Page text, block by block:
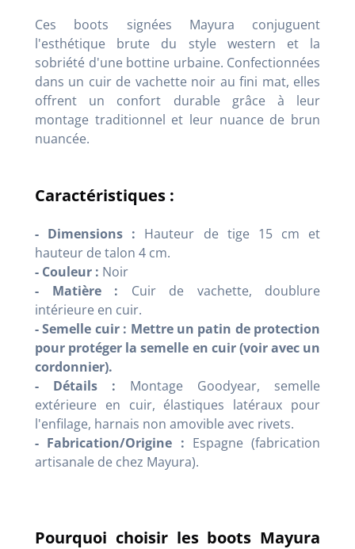
Ces boots signées Mayura conjuguent
l'esthétique brute du style western et la
sobriété d'une bottine urbaine. Confectionnées
dans un cuir de vachette noir au fini mat, elles
offrent un confort durable grâce à leur
montage traditionnel et leur nuance de brun
nuancée.
Caractéristiques :
- Dimensions : Hauteur de tige 15 cm et
hauteur de talon 4 cm.
- Couleur : Noir
- Matière : Cuir de vachette, doublure
intérieure en cuir.
- Semelle cuir : Mettre un patin de protection
pour protéger la semelle en cuir (voir avec un
cordonnier).
- Détails : Montage Goodyear, semelle
extérieure en cuir, élastiques latéraux pour
l'enfilage, harnais non amovible avec rivets.
- Fabrication/Origine : Espagne (fabrication
artisanale de chez Mayura).
Pourquoi choisir les boots Mayura